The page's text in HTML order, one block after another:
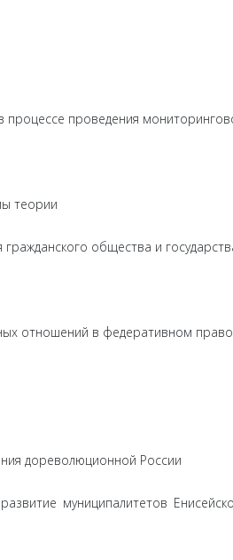
проведения
теории
общества и
отношений в федеративном
дореволюционной России
муниципалитетов